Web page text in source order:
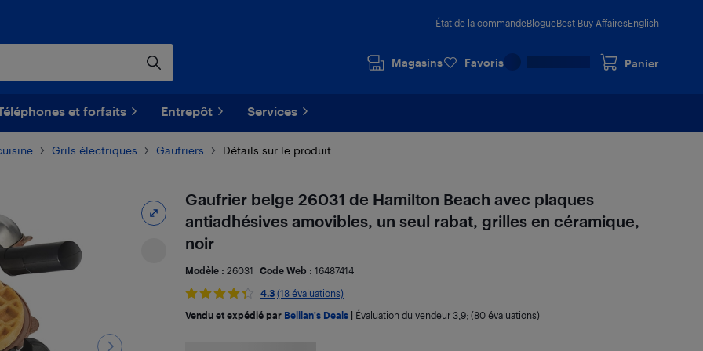
État de la commandeBlogueBest Buy AffairesEnglish
Magasins Favoris Panier
et forfaits Entrepôt Services
Grils électriques Gaufriers Détails sur le produit
Gaufrier belge 26031 de Hamilton Beach avec plaques
antiadhésives amovibles, un seul rabat, grilles en céramique,
noir
Modèle : 26031 Code Web : 16487414
4.3 (18 évaluations)
Vendu et expédié par Belilan's Deals| Évaluation du vendeur 3,9; (80 évaluations)